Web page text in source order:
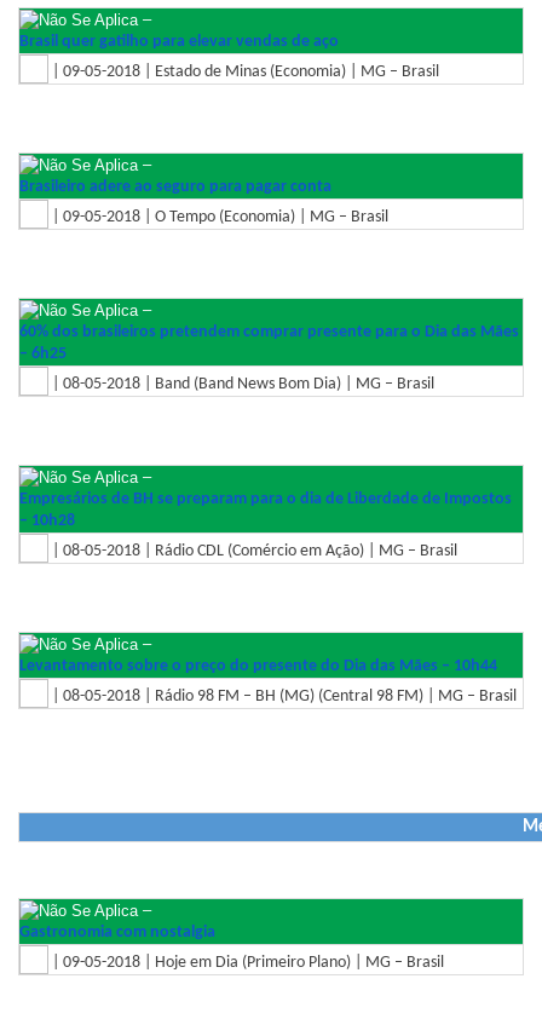
–
Brasil quer gatilho para elevar vendas de aço
| 09-05-2018 | Estado de Minas (Economia) | MG – Brasil
–
Brasileiro adere ao seguro para pagar conta
| 09-05-2018 | O Tempo (Economia) | MG – Brasil
–
60% dos brasileiros pretendem comprar presente para o Dia das Mães
– 6h25
| 08-05-2018 | Band (Band News Bom Dia) | MG – Brasil
–
Empresários de BH se preparam para o dia de Liberdade de Impostos
– 10h28
| 08-05-2018 | Rádio CDL (Comércio em Ação) | MG – Brasil
–
Levantamento sobre o preço do presente do Dia das Mães – 10h44
| 08-05-2018 | Rádio 98 FM – BH (MG) (Central 98 FM) | MG – Brasil
–
Gastronomia com nostalgia
| 09-05-2018 | Hoje em Dia (Primeiro Plano) | MG – Brasil